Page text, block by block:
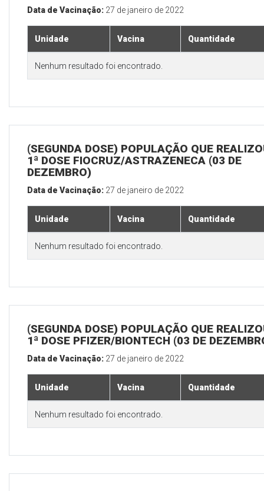
Data de Vacinação: 27 de janeiro de 2022
Unidade Vacina Quantidade
Nenhum resultado foi encontrado.
(SEGUNDA DOSE) POPULAÇÃO QUE
1ª DOSE FIOCRUZ/ASTRAZENECA (03 DE
DEZEMBRO)
Data de Vacinação: 27 de janeiro de 2022
Unidade Vacina Quantidade
Nenhum resultado foi encontrado.
(SEGUNDA DOSE) POPULAÇÃO QUE
1ª DOSE PFIZER/BIONTECH (03 DE
Data de Vacinação: 27 de janeiro de 2022
Unidade Vacina Quantidade
Nenhum resultado foi encontrado.